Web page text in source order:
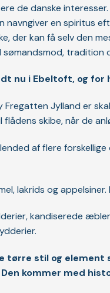
de danske
navngiver en spiritus
der kan få selv den
tradition
nu i Ebeltoft, og
Fregatten Jylland er
flådens skibe, når de
af flere
lakrids og
kandiserede
tørre stil og
kommer med